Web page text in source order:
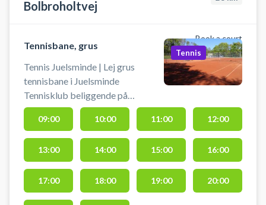
Bolbroholtvej
Book a court
Tennisbane, grus
Tennis Juelsminde | Lej grus
tennisbane i Juelsminde
Tennisklub beliggende på
Bolbroholtvej 11, 7130
Juelsminde. Book tennisbane og
spil tennis i Juelsminde.
Tennis
09:00 10:00 11:00 12:00
13:00 14:00 15:00 16:00
17:00 18:00 19:00 20:00